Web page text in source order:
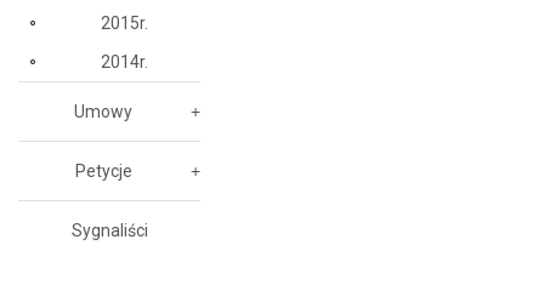
2015r.
2014r.
Umowy
Petycje
Sygnaliści